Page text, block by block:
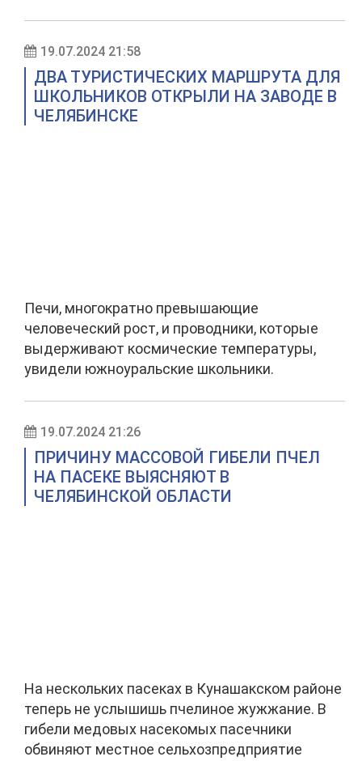
19.07.2024 21:58
ДВА ТУРИСТИЧЕСКИХ МАРШРУТА ДЛЯ
ШКОЛЬНИКОВ ОТКРЫЛИ НА ЗАВОДЕ В
ЧЕЛЯБИНСКЕ
Печи, многократно превышающие
человеческий рост, и проводники, которые
выдерживают космические температуры,
увидели южноуральские школьники.
19.07.2024 21:26
ПРИЧИНУ МАССОВОЙ ГИБЕЛИ ПЧЕЛ
НА ПАСЕКЕ ВЫЯСНЯЮТ В
ЧЕЛЯБИНСКОЙ ОБЛАСТИ
На нескольких пасеках в Кунашакском районе
теперь не услышишь пчелиное жужжание. В
гибели медовых насекомых пасечники
обвиняют местное сельхозпредприятие